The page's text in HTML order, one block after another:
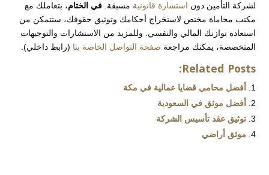
لشركة التأمين دون استشارة قانونية مسبقة. في الختام، بتعاملك مع
مكتب محاماة مختص لاستخراج أحكامك وتوثيق حقوقك، ستتمكن من
استعادة توازنك المالي والنفسي. وللمزيد من الاستشارات والتوجيهات
المتخصصة، يمكنك مراجعة صفحة التواصل الخاصة بنا (رابط داخلي).
Related Posts:
أفضل محامي قضايا عمالية في مكة
أفضل موثق في السعودية
توثيق عقد تأسيس الشركة
موثق أراضي